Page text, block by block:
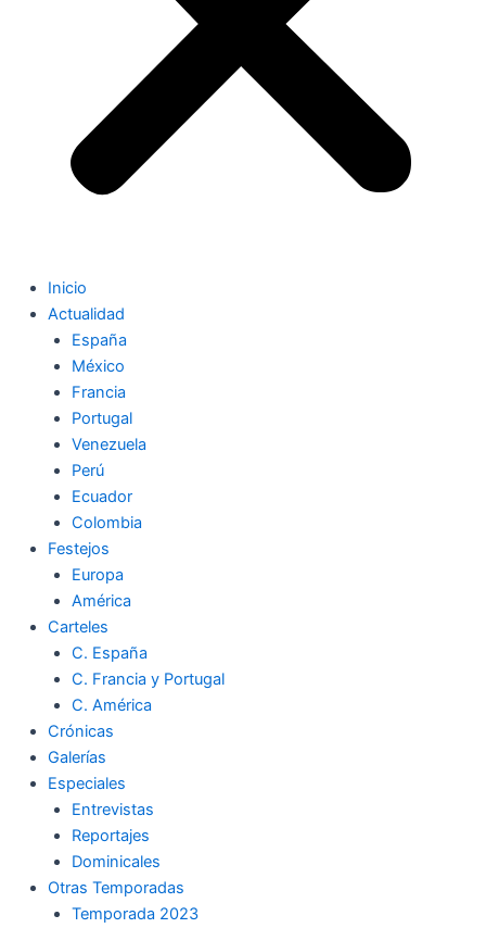
Inicio
Actualidad
España
México
Francia
Portugal
Venezuela
Perú
Ecuador
Colombia
Festejos
Europa
América
Carteles
C. España
C. Francia y Portugal
C. América
Crónicas
Galerías
Especiales
Entrevistas
Reportajes
Dominicales
Otras Temporadas
Temporada 2023